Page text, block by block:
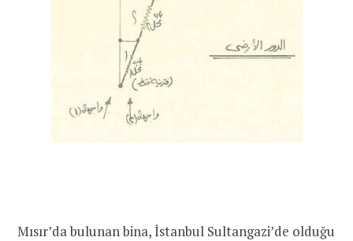
Mısır’da bulunan bina, İstanbul Sultangazi’de olduğu